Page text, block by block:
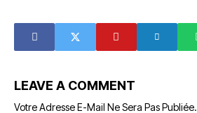
LEAVE A COMMENT
Votre Adresse E-Mail Ne Sera Pas Publiée.